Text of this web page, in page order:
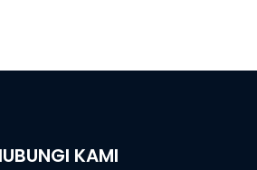
KAMI